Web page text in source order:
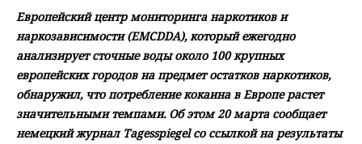
Европейский центр мониторинга наркотиков и
наркозависимости (EMCDDA), который ежегодно
анализирует сточные воды около 100 крупных
европейских городов на предмет остатков наркотиков,
обнаружил, что потребление кокаина в Европе растет
значительными темпами. Об этом 20 марта сообщает
немецкий журнал Tagesspiegel со ссылкой на результаты